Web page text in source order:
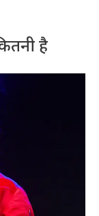
है